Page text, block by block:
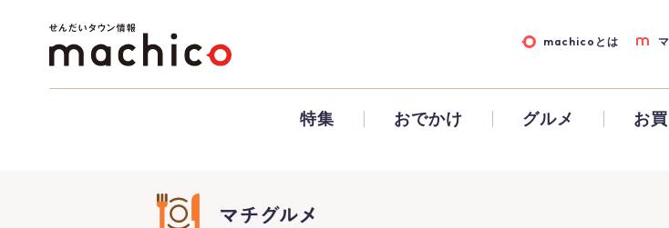
machicoとは
特集 おでかけ グルメ お